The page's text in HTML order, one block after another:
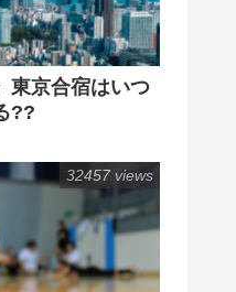
東京合宿はいつ
??
32457 views